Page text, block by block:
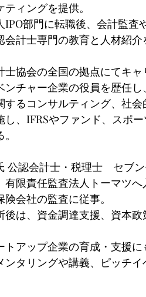
ィングを提供。
IPO部門に転職後、会計監
会計士専門の教育と人材紹
士協会の全国の拠点にてキ
ンチャー企業の役員を歴任
するコンサルティング、社
し、IFRSやファンド、スポ
公認会計士・税理士　セブ
有限責任監査法人トーマツ
会社の監査に従事。
後は、資金調達支援、資本
トアップ企業の育成・支援
ンタリングや講義、ピッチ